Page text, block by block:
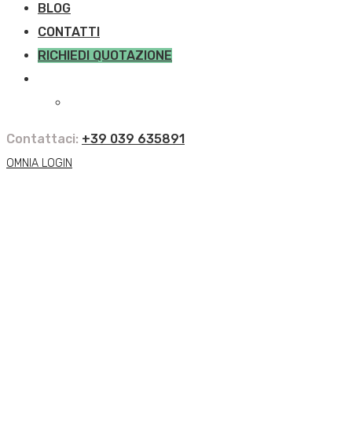
BLOG
CONTATTI
RICHIEDI QUOTAZIONE
Contattaci: +39 039 635891
OMNIA LOGIN